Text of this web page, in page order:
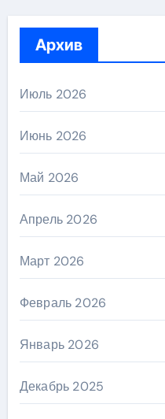
Архив
Июль 2026
Июнь 2026
Май 2026
Апрель 2026
Март 2026
Февраль 2026
Январь 2026
Декабрь 2025